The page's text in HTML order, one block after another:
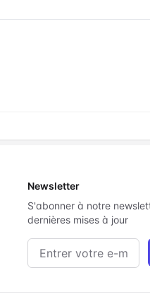
Newsletter
S'abonner à notre
dernières mises à jour
Adresse e-mail